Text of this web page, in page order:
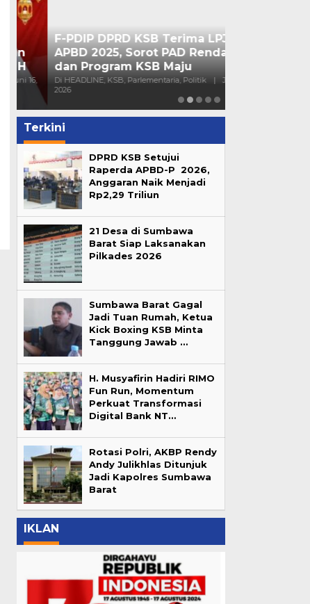
F-PDIP DPRD KSB Terima LPJ
APBD 2025, Sorot PAD Rendah
dan Program KSB Maju
Di HEADLINE, KSB, Parlementaria, Politik |
Juni 10,
2026
Terkini
DPRD KSB Setujui
Raperda APBD-P 2026,
Anggaran Naik Menjadi
Rp2,29 Triliun
21 Desa di Sumbawa
Barat Siap Laksanakan
Pilkades 2026
Sumbawa Barat Gagal
Jadi Tuan Rumah, Ketua
Kick Boxing KSB Minta
Tanggung Jawab …
H. Musyafirin Hadiri RIMO
Fun Run, Momentum
Perkuat Transformasi
Digital Bank NT…
Rotasi Polri, AKBP Rendy
Andy Julikhlas Ditunjuk
Jadi Kapolres Sumbawa
Barat
IKLAN